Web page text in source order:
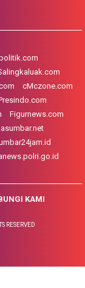
cMczone.com
Figurnews.com
KAMI
RESERVED